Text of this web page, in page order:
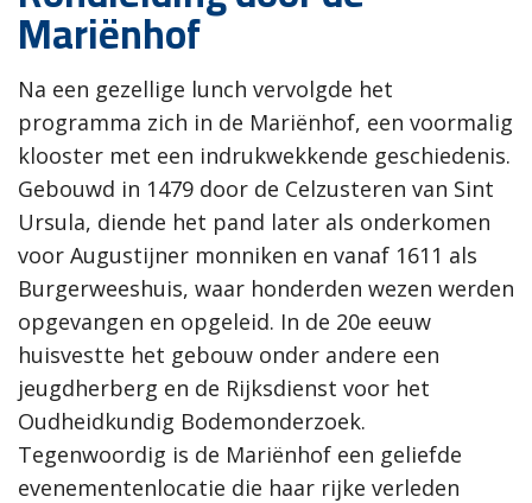
Mariënhof
Na een gezellige lunch vervolgde het
programma zich in de Mariënhof, een voormalig
klooster met een indrukwekkende geschiedenis.
Gebouwd in 1479 door de Celzusteren van Sint
Ursula, diende het pand later als onderkomen
voor Augustijner monniken en vanaf 1611 als
Burgerweeshuis, waar honderden wezen werden
opgevangen en opgeleid. In de 20e eeuw
huisvestte het gebouw onder andere een
jeugdherberg en de Rijksdienst voor het
Oudheidkundig Bodemonderzoek.
Tegenwoordig is de Mariënhof een geliefde
evenementenlocatie die haar rijke verleden